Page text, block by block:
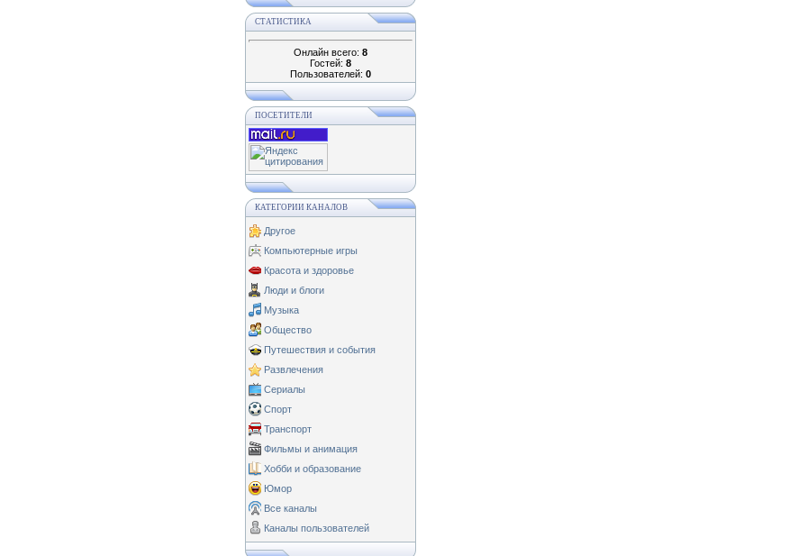
СТАТИСТИКА
Онлайн всего: 8
Гостей: 8
Пользователей: 0
ПОСЕТИТЕЛИ
КАТЕГОРИИ КАНАЛОВ
Другое
Компьютерные игры
Красота и здоровье
Люди и блоги
Музыка
Общество
Путешествия и события
Развлечения
Сериалы
Спорт
Транспорт
Фильмы и анимация
Хобби и образование
Юмор
Все каналы
Каналы пользователей